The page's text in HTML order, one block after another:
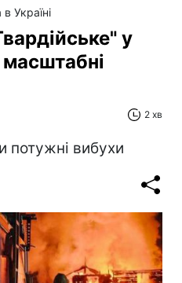
в Україні
у
2 хв
потужні вибухи